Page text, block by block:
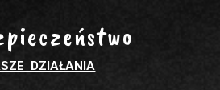
DZIAŁANIA